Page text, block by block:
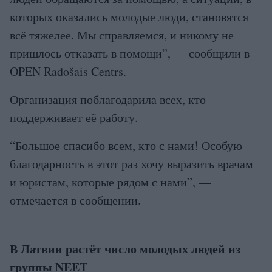
которых оказались молодые люди, становятся
всё тяжелее. Мы справляемся, и никому не
пришлось отказать в помощи”, — сообщили в
OPEN Radošais Centrs.
Организация поблагодарила всех, кто
поддерживает её работу.
“Большое спасибо всем, кто с нами! Особую
благодарность в этот раз хочу выразить врачам
и юристам, которые рядом с нами”, —
отмечается в сообщении.
В Латвии растёт число молодых людей из
группы NEET